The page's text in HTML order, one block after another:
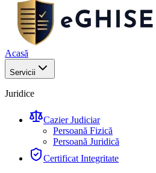
Acasă
Servicii
Juridice
Cazier Judiciar
Persoană Fizică
Persoană Juridică
Certificat Integritate